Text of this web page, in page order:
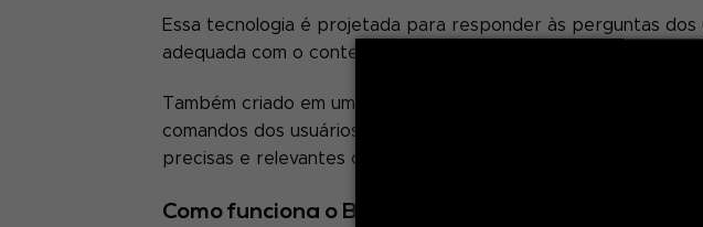
Essa tecnologia é projetada para responder às perguntas
adequada com o contexto da conversa.
Também criado em um vasto modelo de linguagem, o Bard é
comandos dos usuários. Ele entende o contexto das
precisas e relevantes com base nas informações adicionais
Como funciona o Bard?